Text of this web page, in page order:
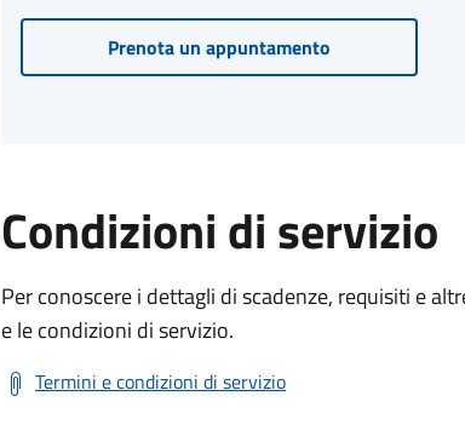
Prenota un appuntamento
Condizioni di servizio
Per conoscere i dettagli di scadenze, requisiti e
e le condizioni di servizio.
Termini e condizioni di servizio